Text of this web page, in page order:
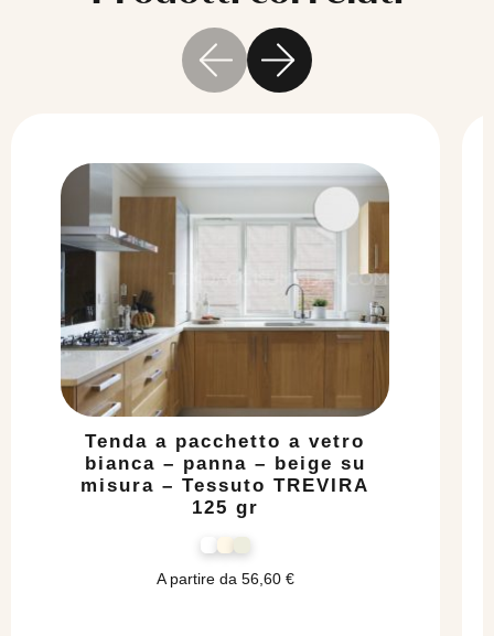
Tenda a pacchetto a vetro
bianca – panna – beige su
misura – Tessuto TREVIRA
125 gr
A partire da 56,60 €